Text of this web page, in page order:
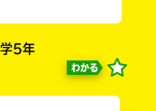
5年
わかる